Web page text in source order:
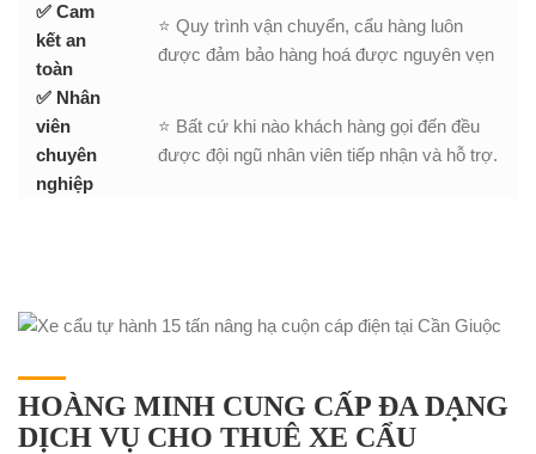
✅ Cam
kết an
toàn
⭐ Quy trình vận chuyển, cẩu hàng luôn
được đảm bảo hàng hoá được nguyên vẹn
✅ Nhân
viên
chuyên
nghiệp
⭐ Bất cứ khi nào khách hàng gọi đến đều
được đội ngũ nhân viên tiếp nhận và hỗ trợ.
HOÀNG MINH CUNG CẤP ĐA DẠNG
DỊCH VỤ CHO THUÊ XE CẨU